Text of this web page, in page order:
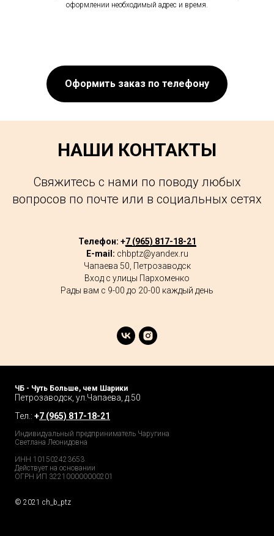
оформлении необходимый адрес и время.
Оформить заказ по телефону
НАШИ КОНТАКТЫ
Свяжитесь с нами по поводу любых
вопросов по почте или в социальных сетях
Телефон: +7 (965) 817-18-21
E-mail: chbptz@yandex.ru
Чапаева 50, Петрозаводск
Вход с улицы Пархоменко
Рады вам с 9-00 до 20-00 каждый день
ЧБ - Чуть Больше, чем Шарики
Петрозаводск, ул.Чапаева, д.50
Тел.: +7 (965) 817-18-21
Индивидуальный предприниматель Чаругина
Светлана Леонидовна
ИНН 101502423653
Действует на основании
ОГРН ИП 322100000000201
© 2021 ch_b_ptz